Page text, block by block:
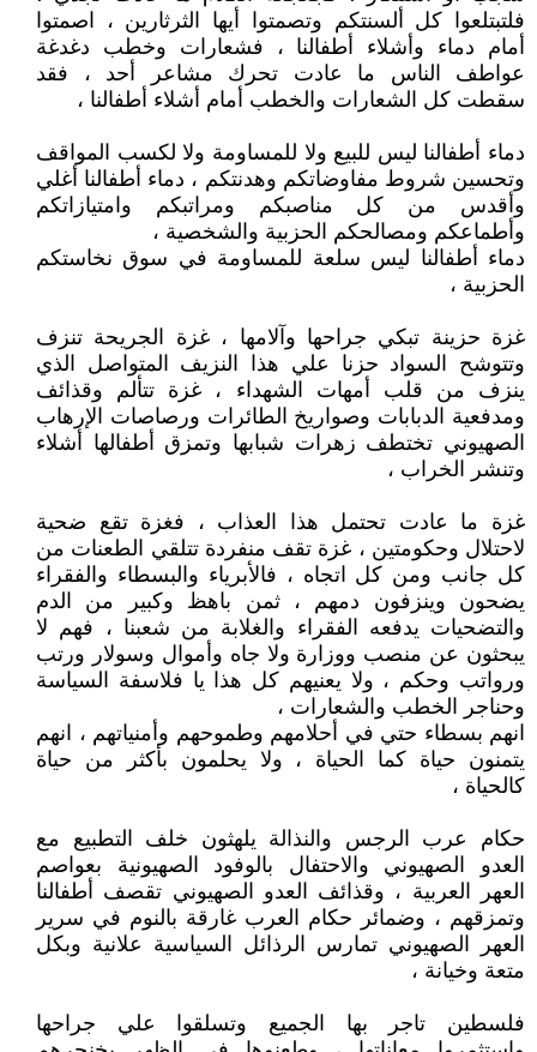
فلتبتلعوا كل ألسنتكم وتصمتوا أيها الثرثارين ، اصمتوا
أمام دماء وأشلاء أطفالنا ، فشعارات وخطب دغدغة
عواطف الناس ما عادت تحرك مشاعر أحد ، فقد
سقطت كل الشعارات والخطب أمام أشلاء أطفالنا ،
دماء أطفالنا ليس للبيع ولا للمساومة ولا لكسب المواقف
وتحسين شروط مفاوضاتكم وهدنتكم ، دماء أطفالنا أغلي
وأقدس من كل مناصبكم ومراتبكم وامتيازاتكم
وأطماعكم ومصالحكم الحزبية والشخصية ،
دماء أطفالنا ليس سلعة للمساومة في سوق نخاستكم
الحزبية ،
غزة حزينة تبكي جراحها وآلامها ، غزة الجريحة تنزف
وتتوشح السواد حزنا علي هذا النزيف المتواصل الذي
ينزف من قلب أمهات الشهداء ، غزة تتألم وقذائف
ومدفعية الدبابات وصواريخ الطائرات ورصاصات الإرهاب
الصهيوني تختطف زهرات شبابها وتمزق أطفالها أشلاء
وتنشر الخراب ،
غزة ما عادت تحتمل هذا العذاب ، فغزة تقع ضحية
لاحتلال وحكومتين ، غزة تقف منفردة تتلقي الطعنات من
كل جانب ومن كل اتجاه ، فالأبرياء والبسطاء والفقراء
يضحون وينزفون دمهم ، ثمن باهظ وكبير من الدم
والتضحيات يدفعه الفقراء والغلابة من شعبنا ، فهم لا
يبحثون عن منصب ووزارة ولا جاه وأموال وسولار ورتب
ورواتب وحكم ، ولا يعنيهم كل هذا يا فلاسفة السياسة
وحناجر الخطب والشعارات ،
انهم بسطاء حتي في أحلامهم وطموحهم وأمنياتهم ، انهم
يتمنون حياة كما الحياة ، ولا يحلمون بأكثر من حياة
كالحياة ،
حكام عرب الرجس والنذالة يلهثون خلف التطبيع مع
العدو الصهيوني والاحتفال بالوفود الصهيونية بعواصم
العهر العربية ، وقذائف العدو الصهيوني تقصف أطفالنا
وتمزقهم ، وضمائر حكام العرب غارقة بالنوم في سرير
العهر الصهيوني تمارس الرذائل السياسية علانية وبكل
متعة وخيانة ،
فلسطين تاجر بها الجميع وتسلقوا علي جراحها